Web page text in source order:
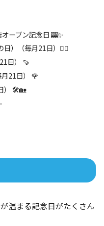
ープン記念日 🎰✨
日）（毎月21日）🏌️‍♂️
日） 🍠
21日） 🌹
） 🛠️🏡
温まる記念日がたくさん